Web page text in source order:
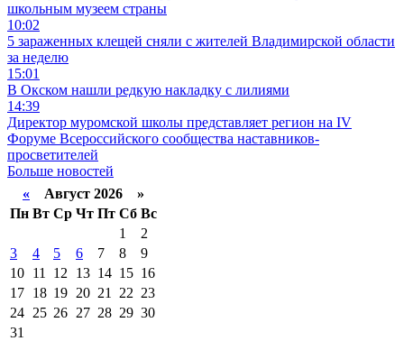
школьным музеем страны
10:02
5 зараженных клещей сняли с жителей Владимирской области
за неделю
15:01
В Окском нашли редкую накладку с лилиями
14:39
Директор муромской школы представляет регион на IV
Форуме Всероссийского сообщества наставников-
просветителей
Больше новостей
« Август 2026 »
Пн Вт Ср Чт Пт Сб Вс
1
2
3
4 5 6 7 8
9
10 11 12 13 14 15 16
17 18 19 20 21 22 23
24 25 26 27 28 29 30
31